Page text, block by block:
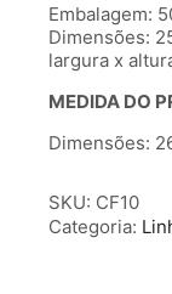
Embalagem:
Dimensões:
largura x
MEDIDA DO
Dimensões:
SKU: CF10
Categoria: